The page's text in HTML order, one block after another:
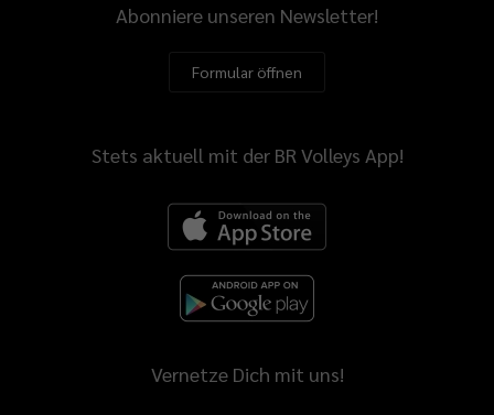
Abonniere unseren Newsletter!
Formular öffnen
Stets aktuell mit der BR Volleys App!
Vernetze Dich mit uns!